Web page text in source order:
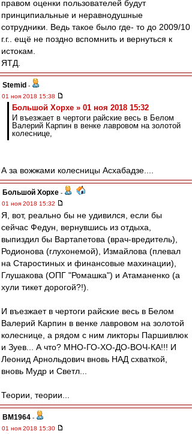
правом оценки пользователей будут
принципиальные и неравнодушные
сотрудники. Ведь такое было где- то до 2009/10
г.г.. ещё не поздно вспомнить и вернуться к
истокам.
ЯТД.
Stemid -
01 ноя 2018 15:38
Большой Хорхе » 01 ноя 2018 15:32
И въезжает в чертоги райские весь в Белом
Валерий Карпин в венке лавровом на золотой
колеснице,
А за вожжами колесницы Асхабадзе....
Большой Хорхе -
01 ноя 2018 15:32
Я, вот, реально бы не удивился, если бы
сейчас Федун, вернувшись из отдыха,
выпиздил бы Вартапетова (врач-вредитель),
Родионова (глухонемой), Измайлова (плевал
на Старостиных и финансовые махинации),
Глушакова (ОПГ "Ромашка") и Атаманенко (а
хули тикет дорогой?!).
И въезжает в чертоги райские весь в Белом
Валерий Карпин в венке лавровом на золотой
колеснице, а рядом с ним ликторы Паршивлюк
и Зуев... А что? МНО-ГО-ХО-ДО-ВОЧ-КА!!! И
Леонид Арнольдович вновь НАД схваткой,
вновь Мудр и Светл...
Теории, теории...
BM1964 -
01 ноя 2018 15:30